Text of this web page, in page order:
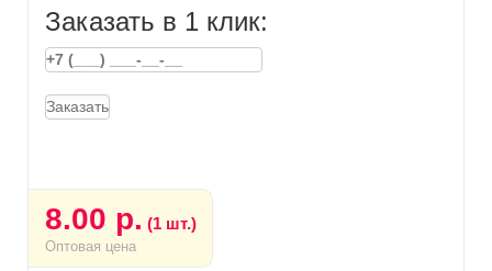
Заказать в 1 клик:
Заказать
8.00 р. (1 шт.)
Оптовая цена